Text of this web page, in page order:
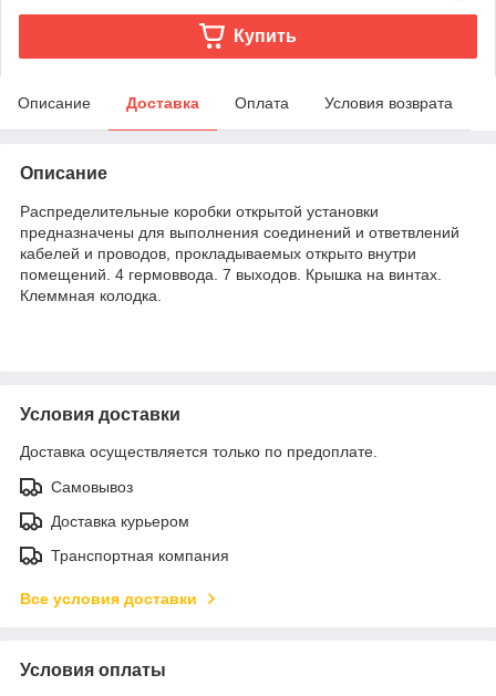
Купить
Описание Доставка Оплата Условия возврата
Описание
Распределительные коробки открытой установки
предназначены для выполнения соединений и ответвлений
кабелей и проводов, прокладываемых открыто внутри
помещений. 4 гермоввода. 7 выходов. Крышка на винтах.
Клеммная колодка.
Условия доставки
Доставка осуществляется только по предоплате.
Самовывоз
Доставка курьером
Транспортная компания
Все условия доставки
Условия оплаты